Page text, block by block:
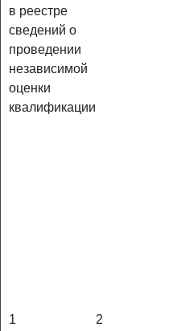
в реестре
сведений о
проведении
независимой
оценки
квалификации
1 2